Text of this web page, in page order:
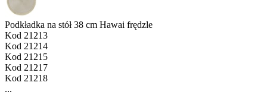
Podkładka na stół 38 cm Hawai frędzle
Kod 21213
Kod 21214
Kod 21215
Kod 21217
Kod 21218
...